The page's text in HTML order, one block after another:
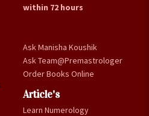
within 72 hours
Ask Manisha Koushik
Ask Team@Premastrologer
Order Books Online
Article's
Learn Numerology